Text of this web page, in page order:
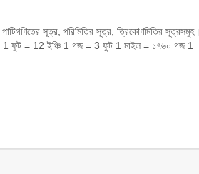
সূত্র, পরিমিতির সূত্র, ত্রিকোণমিতির সূত্রসমুহ।
= 12 ইঞ্চি 1 গজ = 3 ফুট 1 মাইল = ১৭৬০ গজ 1